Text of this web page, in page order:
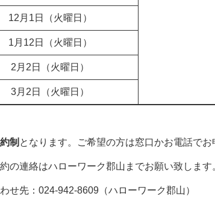
12月1日（火曜日）
1月12日（火曜日）
2月2日（火曜日）
3月2日（火曜日）
制 となります。ご希望の方は窓口かお電話でお
の連絡はハローワーク郡山までお願い致します
せ先：024-942-8609（ハローワーク郡山）